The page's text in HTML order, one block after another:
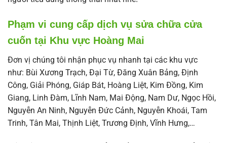
Phạm vi cung cấp dịch vụ sửa chữa cửa
cuốn tại Khu vực Hoàng Mai
Đơn vị chúng tôi nhận phục vụ nhanh tại các khu vực
như: Bùi Xương Trạch, Đại Từ, Đăng Xuân Bảng, Định
Công, Giải Phóng, Giáp Bát, Hoàng Liệt, Kim Đồng, Kim
Giang, Linh Đàm, Lĩnh Nam, Mai Động, Nam Dư, Ngọc Hồi,
Nguyễn An Ninh, Nguyễn Đức Cảnh, Nguyễn Khoái, Tam
Trinh, Tân Mai, Thịnh Liệt, Trương Định, Vĩnh Hưng,…